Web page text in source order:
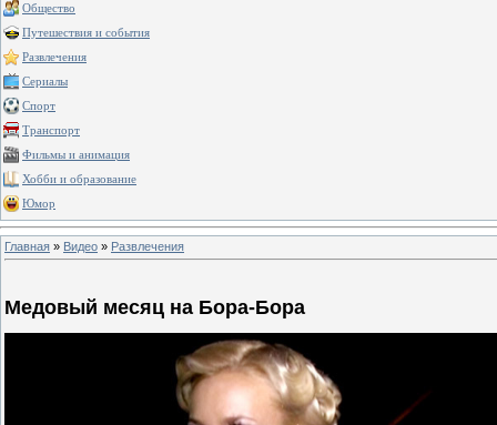
Общество
Путешествия и события
Развлечения
Сериалы
Спорт
Транспорт
Фильмы и анимация
Хобби и образование
Юмор
Главная » Видео » Развлечения
Медовый месяц на Бора-Бора